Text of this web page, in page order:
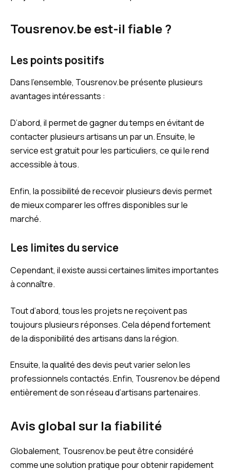
Tousrenov.be est-il fiable ?
Les points positifs
Dans l’ensemble, Tousrenov.be présente plusieurs
avantages intéressants :
D’abord, il permet de gagner du temps en évitant de
contacter plusieurs artisans un par un. Ensuite, le
service est gratuit pour les particuliers, ce qui le rend
accessible à tous.
Enfin, la possibilité de recevoir plusieurs devis permet
de mieux comparer les offres disponibles sur le
marché.
Les limites du service
Cependant, il existe aussi certaines limites importantes
à connaître.
Tout d’abord, tous les projets ne reçoivent pas
toujours plusieurs réponses. Cela dépend fortement
de la disponibilité des artisans dans la région.
Ensuite, la qualité des devis peut varier selon les
professionnels contactés. Enfin, Tousrenov.be dépend
entièrement de son réseau d’artisans partenaires.
Avis global sur la fiabilité
Globalement, Tousrenov.be peut être considéré
comme une solution pratique pour obtenir rapidement